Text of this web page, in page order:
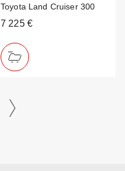
Toyota Land Cruiser 300
7 225 €